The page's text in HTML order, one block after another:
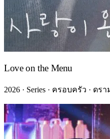
Love on the Menu
2026 · Series · ครอบครัว · ดรา